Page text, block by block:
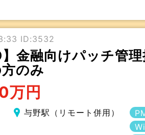
ID:3532
】金融向けパッチ管
のみ
万円
与野駅（リモート併用）